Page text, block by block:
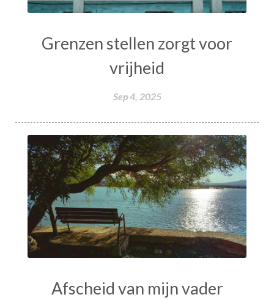
Grenzen stellen zorgt voor
vrijheid
Sep 4, 2025
Afscheid van mijn vader